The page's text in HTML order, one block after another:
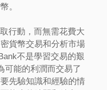
。
行動，而無需花費大
貨幣交易和分析市場
不是學習交易的艱
能的利潤而交易了
先驗知識和經驗的情